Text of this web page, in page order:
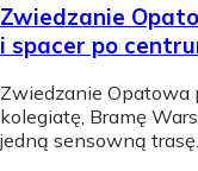
Zwiedzanie
i spacer po
Zwiedzanie Opatowa
kolegiatę, Bramę
jedną sensowną trasę.